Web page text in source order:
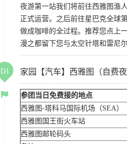
夜游第一站我们将前往西雅图渔
正式运营。之后前往星巴克全球
做成咖啡的全过程。推荐您点上
漫之都留下您与太空针塔和雷尼
D1 家园【汽车】西雅图（自费
参团当日免费接的地点
西雅图-塔科马国际机场（SEA）
西雅图国王街火车站
西雅图邮轮码头